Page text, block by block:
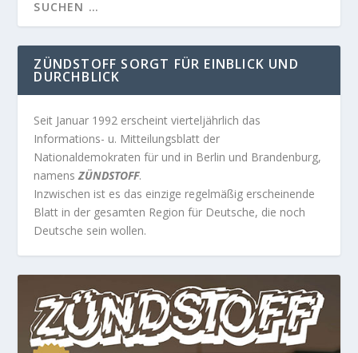
ZÜNDSTOFF SORGT FÜR EINBLICK UND
DURCHBLICK
Seit Januar 1992 erscheint vierteljährlich das
Informations- u. Mitteilungsblatt der
Nationaldemokraten für und in Berlin und Brandenburg,
namensZÜNDSTOFF.
Inzwischen ist es das einzige regelmäßig erscheinende
Blatt in der gesamten Region für Deutsche, die noch
Deutsche sein wollen.